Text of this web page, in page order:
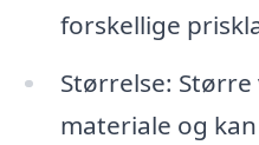
forskellige
Størrelse:
materiale og